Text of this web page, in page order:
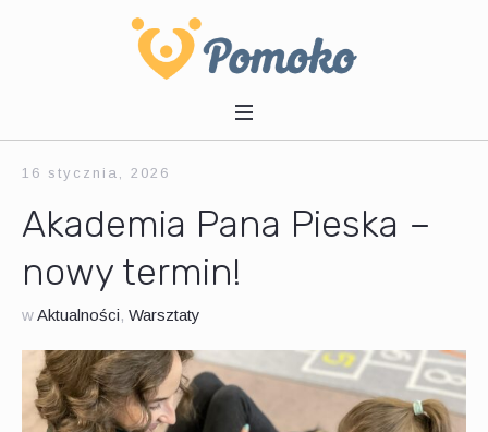
16 stycznia, 2026
Akademia Pana Pieska –
nowy termin!
wAktualności, Warsztaty